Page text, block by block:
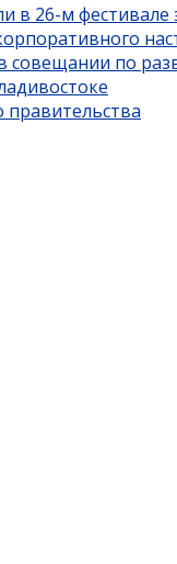
в 26-м фестивале
совещании по